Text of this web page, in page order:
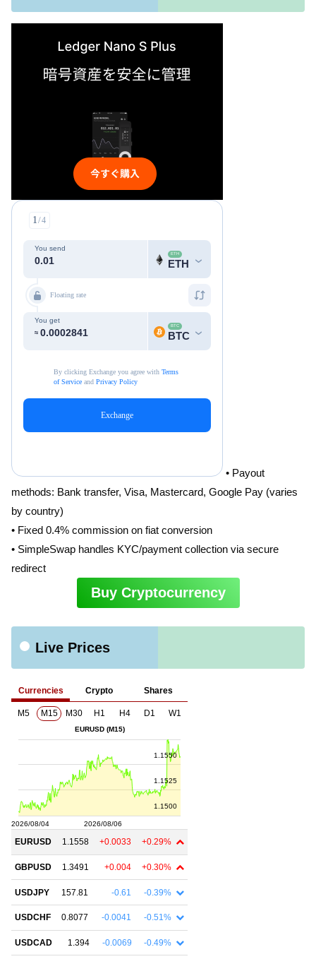
• Payout
methods: Bank transfer, Visa, Mastercard, Google Pay (varies
by country)
• Fixed 0.4% commission on fiat conversion
• SimpleSwap handles KYC/payment collection via secure
redirect
Buy Cryptocurrency
Live Prices